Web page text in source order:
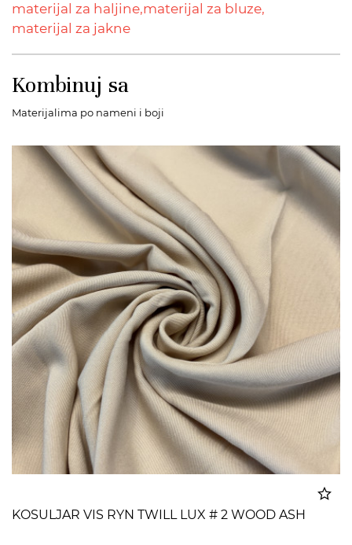
materijal za haljine,materijal za bluze,
materijal za jakne
Kombinuj sa
Materijalima po nameni i boji
KOSULJAR VIS RYN TWILL LUX # 2 WOOD ASH